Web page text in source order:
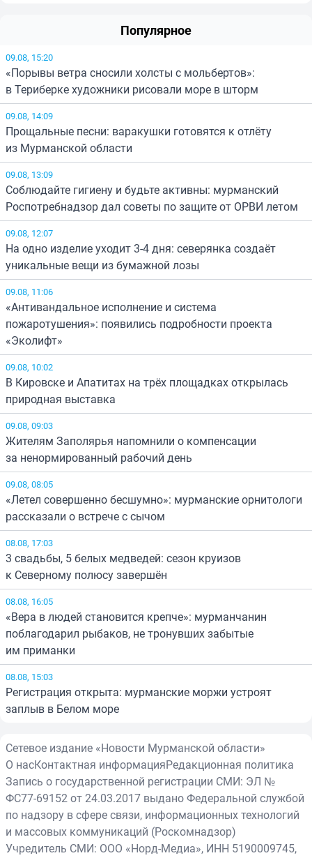
Популярное
09.08, 15:20
«Порывы ветра сносили холсты с мольбертов»:
в Териберке художники рисовали море в шторм
09.08, 14:09
Прощальные песни: варакушки готовятся к отлёту
из Мурманской области
09.08, 13:09
Соблюдайте гигиену и будьте активны: мурманский
Роспотребнадзор дал советы по защите от ОРВИ летом
09.08, 12:07
На одно изделие уходит 3-4 дня: северянка создаёт
уникальные вещи из бумажной лозы
09.08, 11:06
«Антивандальное исполнение и система
пожаротушения»: появились подробности проекта
«Эколифт»
09.08, 10:02
В Кировске и Апатитах на трёх площадках открылась
природная выставка
09.08, 09:03
Жителям Заполярья напомнили о компенсации
за ненормированный рабочий день
09.08, 08:05
«Летел совершенно бесшумно»: мурманские орнитологи
рассказали о встрече с сычом
08.08, 17:03
3 свадьбы, 5 белых медведей: сезон круизов
к Северному полюсу завершён
08.08, 16:05
«Вера в людей становится крепче»: мурманчанин
поблагодарил рыбаков, не тронувших забытые
им приманки
08.08, 15:03
Регистрация открыта: мурманские моржи устроят
заплыв в Белом море
Сетевое издание «Новости Мурманской области»
О насКонтактная информацияРедакционная политика
Запись о государственной регистрации СМИ: ЭЛ №
ФС77-69152 от 24.03.2017 выдано Федеральной службой
по надзору в сфере связи, информационных технологий
и массовых коммуникаций (Роскомнадзор)
Учредитель СМИ: ООО «Норд-Медиа», ИНН 5190009745,